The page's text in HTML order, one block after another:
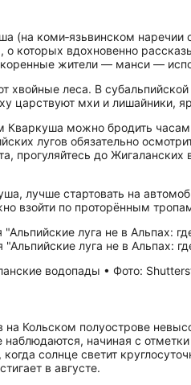
(на коми‑язьвинском
о которых вдохновенно
жители — манси —
хвойные леса. В
царствуют мхи и лишайники,
можно бродить
лугов обязательно
прогуляйтесь до
лучше стартовать на
взойти по проторённым
водопады • Фото:
Кольском полуострове
наблюдаются, начиная с
когда солнце светит
в августе.